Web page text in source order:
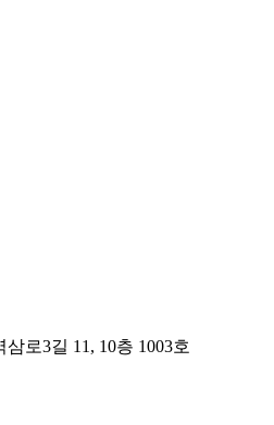
로3길 11, 10층 1003호